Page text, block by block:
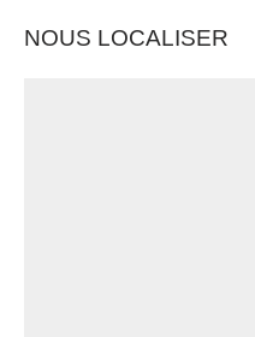
NOUS LOCALISER